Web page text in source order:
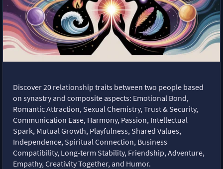
Discover 20 relationship traits between two people based
on synastry and composite aspects: Emotional Bond,
Romantic Attraction, Sexual Chemistry, Trust & Security,
Communication Ease, Harmony, Passion, Intellectual
Spark, Mutual Growth, Playfulness, Shared Values,
Independence, Spiritual Connection, Business
Compatibility, Long-term Stability, Friendship, Adventure,
Empathy, Creativity Together, and Humor.